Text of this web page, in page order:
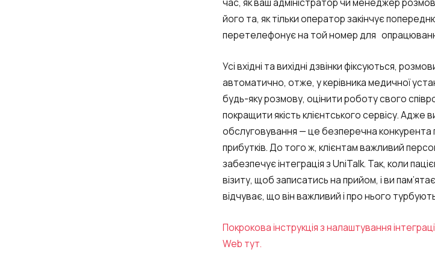
його та, як тільки оператор закінчує
перетелефонує на той номер для
Усі вхідні та вихідні дзвінки фіксуються,
автоматично, отже, у керівника медичної
будь-яку розмову, оцінити роботу свого
покращити якість клієнтського сервісу. Адже
обслуговування — це безперечна конкурента
прибутків. До того ж, клієнтам важливий
забезпечує інтеграція з UniTalk. Так, коли
візиту, щоб записатись на прийом, і ви
відчуває, що він важливий і про нього
Покрокова інструкція з налаштування
Web тут.
Reach out to
Phone
+1
E-mail
Contact number
+1
Ваш номер телефона
+1
Ваш номер телефона
+1
help
choosing?
Free consultation
Your name
Contact number
+1